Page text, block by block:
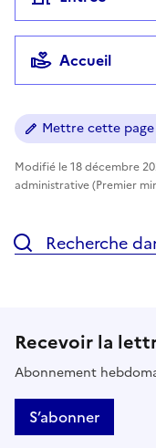
Accueil
Mettre cette page
Modifié le 18 décembre
administrative (Premier
Recherche
Recevoir la
Abonnement
S’abonner